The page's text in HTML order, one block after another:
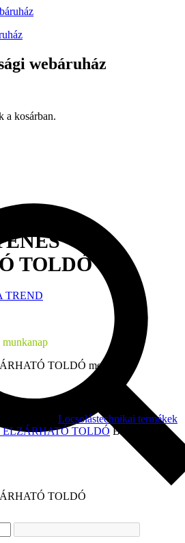
webáruház
a kosárban.
TOLDÓ
TREND
munkanap
TOLDÓ mennyiség
Locsolástechnikai termékek
ELZÁRHATÓ TOLDÓ Brand:
TOLDÓ